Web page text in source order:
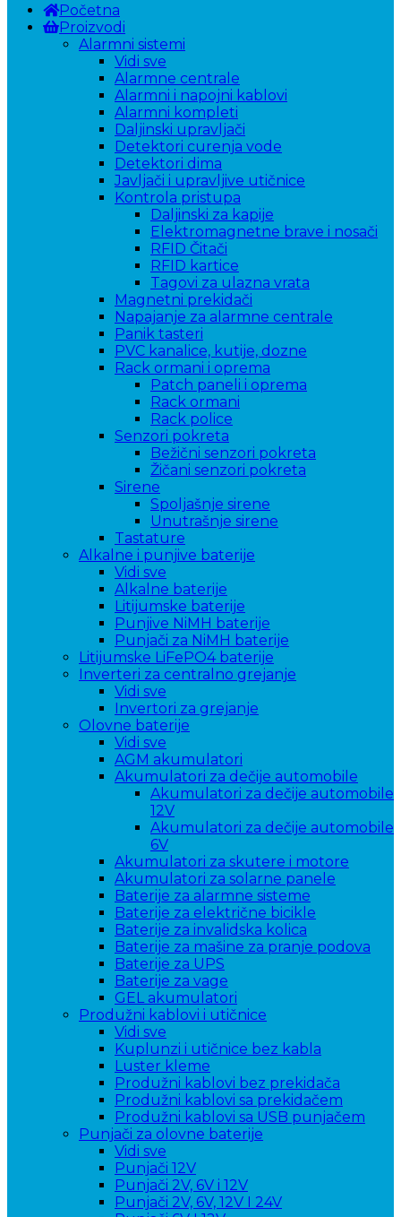
Početna
Proizvodi
Alarmni sistemi
Vidi sve
Alarmne centrale
Alarmni i napojni kablovi
Alarmni kompleti
Daljinski upravljači
Detektori curenja vode
Detektori dima
Javljači i upravljive utičnice
Kontrola pristupa
Daljinski za kapije
Elektromagnetne brave i nosači
RFID Čitači
RFID kartice
Tagovi za ulazna vrata
Magnetni prekidači
Napajanje za alarmne centrale
Panik tasteri
PVC kanalice, kutije, dozne
Rack ormani i oprema
Patch paneli i oprema
Rack ormani
Rack police
Senzori pokreta
Bežični senzori pokreta
Žičani senzori pokreta
Sirene
Spoljašnje sirene
Unutrašnje sirene
Tastature
Alkalne i punjive baterije
Vidi sve
Alkalne baterije
Litijumske baterije
Punjive NiMH baterije
Punjači za NiMH baterije
Litijumske LiFePO4 baterije
Inverteri za centralno grejanje
Vidi sve
Invertori za grejanje
Olovne baterije
Vidi sve
AGM akumulatori
Akumulatori za dečije automobile
Akumulatori za dečije automobile
12V
Akumulatori za dečije automobile
6V
Akumulatori za skutere i motore
Akumulatori za solarne panele
Baterije za alarmne sisteme
Baterije za električne bicikle
Baterije za invalidska kolica
Baterije za mašine za pranje podova
Baterije za UPS
Baterije za vage
GEL akumulatori
Produžni kablovi i utičnice
Vidi sve
Kuplunzi i utičnice bez kabla
Luster kleme
Produžni kablovi bez prekidača
Produžni kablovi sa prekidačem
Produžni kablovi sa USB punjačem
Punjači za olovne baterije
Vidi sve
Punjači 12V
Punjači 2V, 6V i 12V
Punjači 2V, 6V, 12V I 24V